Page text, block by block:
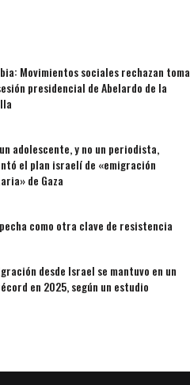
Movimientos sociales rechazan toma
presidencial de Abelardo de la
adolescente, y no un periodista,
el plan israelí de «emigración
de Gaza
como otra clave de resistencia
desde Israel se mantuvo en un
en 2025, según un estudio